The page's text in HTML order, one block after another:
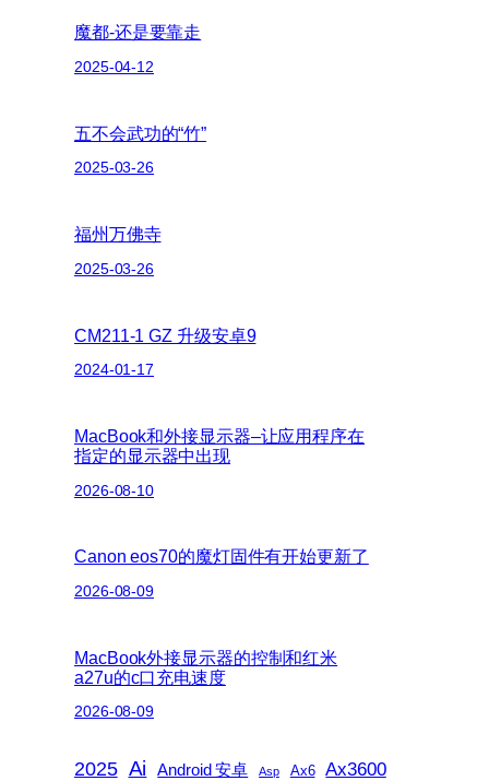
魔都-还是要靠走
2025-04-12
五不会武功的“竹”
2025-03-26
福州万佛寺
2025-03-26
CM211-1 GZ 升级安卓9
2024-01-17
MacBook和外接显示器–让应用程序在
指定的显示器中出现
2026-08-10
Canon eos70的魔灯固件有开始更新了
2026-08-09
MacBook外接显示器的控制和红米
a27u的c口充电速度
2026-08-09
2025 Ai Android 安卓 Asp Ax6 Ax3600